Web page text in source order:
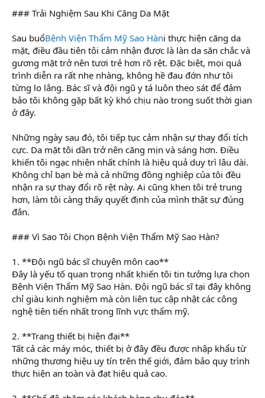
### Trải Nghiệm Sau Khi Căng Da Mặt
Sau buổBệnh Viện Thẩm Mỹ Sao Hàni thực hiện căng da
mặt, điều đầu tiên tôi cảm nhận được là làn da săn chắc và
gương mặt trở nên tươi trẻ hơn rõ rệt. Đặc biệt, mọi quá
trình diễn ra rất nhẹ nhàng, không hề đau đớn như tôi
từng lo lắng. Bác sĩ và đội ngũ y tá luôn theo sát để đảm
bảo tôi không gặp bất kỳ khó chịu nào trong suốt thời gian
ở đây.
Những ngày sau đó, tôi tiếp tục cảm nhận sự thay đổi tích
cực. Da mặt tôi dần trở nên căng mịn và sáng hơn. Điều
khiến tôi ngạc nhiên nhất chính là hiệu quả duy trì lâu dài.
Không chỉ bạn bè mà cả những đồng nghiệp của tôi đều
nhận ra sự thay đổi rõ rệt này. Ai cũng khen tôi trẻ trung
hơn, làm tôi càng thấy quyết định của mình thật sự đúng
đắn.
### Vì Sao Tôi Chọn Bệnh Viện Thẩm Mỹ Sao Hàn?
1. **Đội ngũ bác sĩ chuyên môn cao**
Đây là yếu tố quan trọng nhất khiến tôi tin tưởng lựa chọn
Bệnh Viện Thẩm Mỹ Sao Hàn. Đội ngũ bác sĩ tại đây không
chỉ giàu kinh nghiệm mà còn liên tục cập nhật các công
nghệ tiên tiến nhất trong lĩnh vực thẩm mỹ.
2. **Trang thiết bị hiện đại**
Tất cả các máy móc, thiết bị ở đây đều được nhập khẩu từ
những thương hiệu uy tín trên thế giới, đảm bảo quy trình
thực hiện an toàn và đạt hiệu quả cao.